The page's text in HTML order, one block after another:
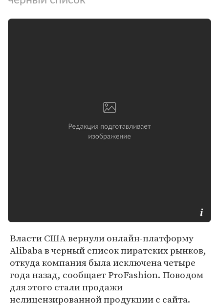
Власти США вернули онлайн-платформу
Alibaba в черный список пиратских рынков,
откуда компания была исключена четыре
года назад, сообщает ProFashion. Поводом
для этого стали продажи
нелицензированной продукции с сайта.